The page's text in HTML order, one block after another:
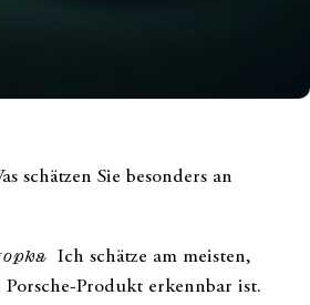
schätzen Sie besonders an
Ich schätze am meisten,
Porsche-Produkt erkennbar ist.